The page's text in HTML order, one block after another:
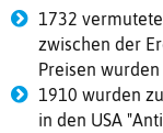
1732
zwischen der
Preisen
1910 wurden
in den USA